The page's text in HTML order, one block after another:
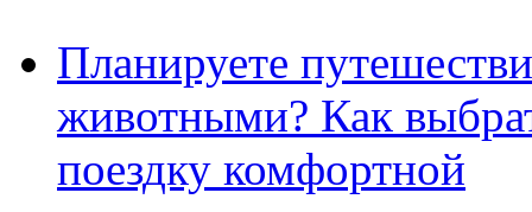
Планируете
животными? Как
поездку комфортной